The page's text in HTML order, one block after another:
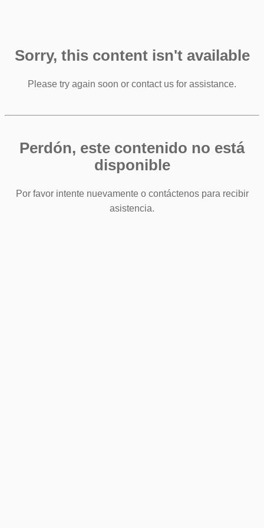
Sorry, this content isn't available
Please try again soon or contact us for assistance.
Perdón, este contenido no está
disponible
Por favor intente nuevamente o contáctenos para recibir
asistencia.